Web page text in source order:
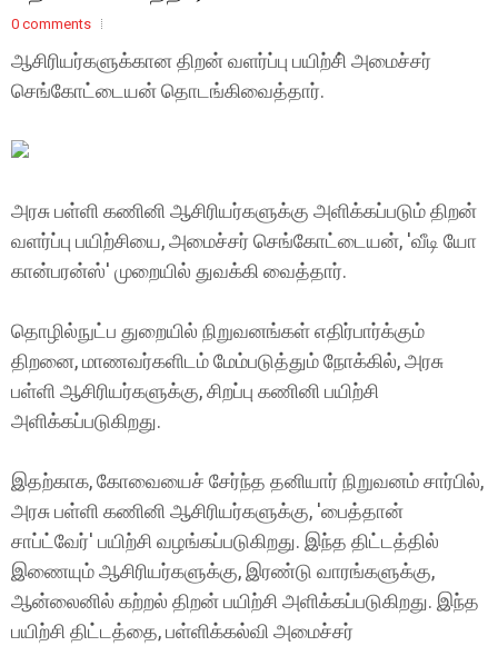
0 comments
ஆசிரியர்களுக்கான திறன் வளர்ப்பு பயிற்சி் அமைச்சர்
செங்கோட்டையன் தொடங்கிவைத்தார்.
அரசு பள்ளி கணினி ஆசிரியர்களுக்கு அளிக்கப்படும் திறன்
வளர்ப்பு பயிற்சியை, அமைச்சர் செங்கோட்டையன், 'வீடி யோ
கான்பரன்ஸ்' முறையில் துவக்கி வைத்தார்.
தொழில்நுட்ப துறையில் நிறுவனங்கள் எதிர்பார்க்கும்
திறனை, மாணவர்களிடம் மேம்படுத்தும் நோக்கில், அரசு
பள்ளி ஆசிரியர்களுக்கு, சிறப்பு கணினி பயிற்சி
அளிக்கப்படுகிறது.
இதற்காக, கோவையைச் சேர்ந்த தனியார் நிறுவனம் சார்பில்,
அரசு பள்ளி கணினி ஆசிரியர்களுக்கு, 'பைத்தான்
சாப்ட்வேர்' பயிற்சி வழங்கப்படுகிறது. இந்த திட்டத்தில்
இணையும் ஆசிரியர்களுக்கு, இரண்டு வாரங்களுக்கு,
ஆன்லைனில் கற்றல் திறன் பயிற்சி அளிக்கப்படுகிறது. இந்த
பயிற்சி திட்டத்தை, பள்ளிக்கல்வி அமைச்சர்